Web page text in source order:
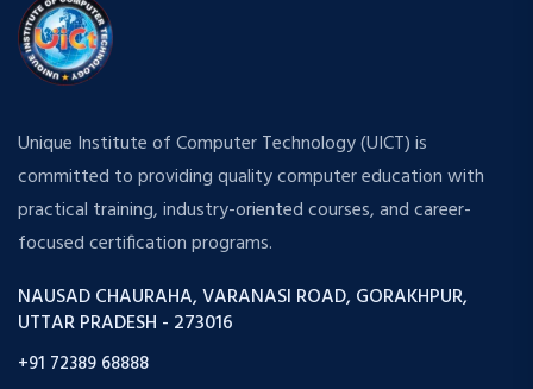
Unique Institute of Computer Technology (UICT) is
committed to providing quality computer education with
practical training, industry-oriented courses, and career-
focused certification programs.
NAUSAD CHAURAHA, VARANASI ROAD, GORAKHPUR,
UTTAR PRADESH - 273016
+91 72389 68888